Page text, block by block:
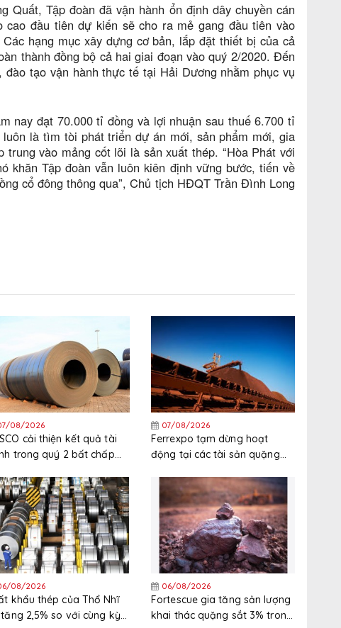
Tập đoàn đã vận hành ổn định dây chuyền cán
đầu tiên dự kiến sẽ cho ra mẻ gang đầu tiên vào
hạng mục xây dựng cơ bản, lắp đặt thiết bị của cả
thành đồng bộ cả hai giai đoạn vào quý 2/2020. Đến
tạo vận hành thực tế tại Hải Dương nhằm phục vụ
nay đạt 70.000 tỉ đồng và lợi nhuận sau thuế 6.700 tỉ
là tìm tòi phát triển dự án mới, sản phẩm mới, gia
vào mảng cốt lõi là sản xuất thép. “Hòa Phát với
khăn Tập đoàn vẫn luôn kiên định vững bước, tiến về
cổ đông thông qua”, Chủ tịch HĐQT Trần Đình Long
08/2026
cải thiện kết quả tài
trong quý 2 bất chấp
07/08/2026
Ferrexpo tạm dừng hoạt
động tại các tài sản quặng
08/2026
khẩu thép của Thổ Nhĩ
2,5% so với cùng kỳ
06/08/2026
Fortescue gia tăng sản lượng
khai thác quặng sắt 3% trong